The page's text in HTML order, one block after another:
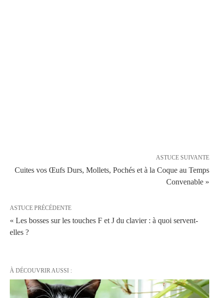
ASTUCE SUIVANTE
Cuites vos Œufs Durs, Mollets, Pochés et à la Coque au Temps
Convenable »
ASTUCE PRÉCÉDENTE
« Les bosses sur les touches F et J du clavier : à quoi servent-
elles ?
À DÉCOUVRIR AUSSI :